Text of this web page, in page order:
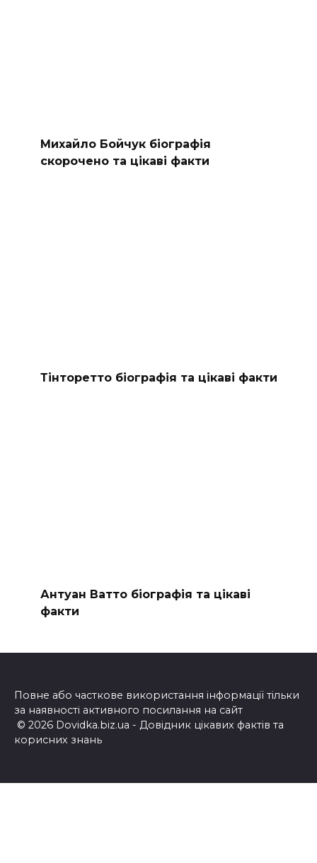
Михайло Бойчук біографія
скорочено та цікаві факти
Тінторетто біографія та цікаві факти
Антуан Ватто біографія та цікаві
факти
Повне або часткове використання інформації тільки
за наявності активного посилання на сайт
© 2026 Dovidka.biz.ua - Довідник цікавих фактів та
корисних знань